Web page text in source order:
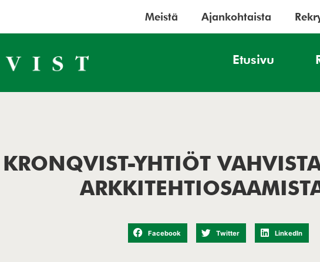
Meistä Ajankohtaista
Etusivu
KRONQVIST-YHTIÖT
Facebook Twitter LinkedIn